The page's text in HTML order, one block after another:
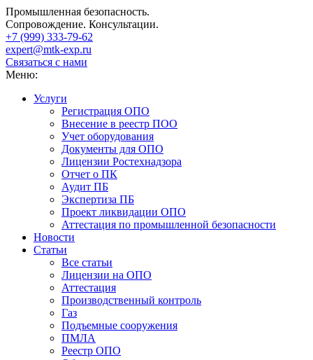
Промышленная безопасность.
Сопровождение. Консультации.
+7 (999) 333-79-62
expert@mtk-exp.ru
Связаться с нами
Меню:
Услуги
Регистрация ОПО
Внесение в реестр ПОО
Учет оборудования
Документы для ОПО
Лицензии Ростехнадзора
Отчет о ПК
Аудит ПБ
Экспертиза ПБ
Проект ликвидации ОПО
Аттестация по промышленной безопасности
Новости
Статьи
Все статьи
Лицензии на ОПО
Аттестация
Производственный контроль
Газ
Подъемные сооружения
ПМЛА
Реестр ОПО